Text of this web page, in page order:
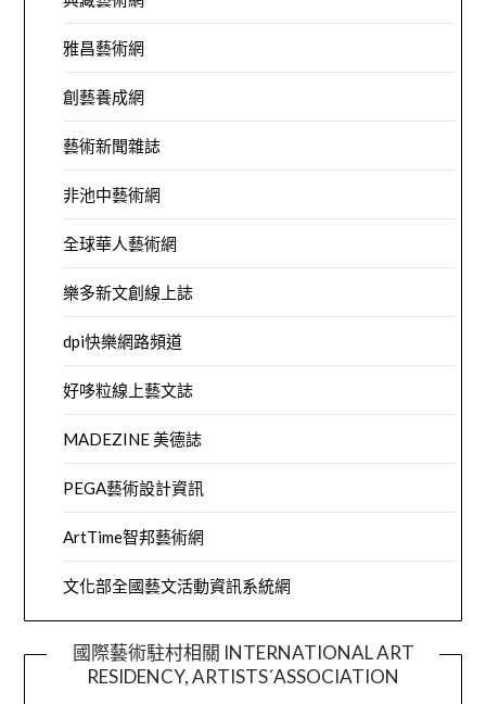
雅昌藝術網
創藝養成網
藝術新聞雜誌
非池中藝術網
全球華人藝術網
樂多新文創線上誌
dpi快樂網路頻道
好哆粒線上藝文誌
MADEZINE 美德誌
PEGA藝術設計資訊
ArtTime智邦藝術網
文化部全國藝文活動資訊系統網
國際藝術駐村相關 INTERNATIONAL ART
RESIDENCY, ARTISTS´ASSOCIATION